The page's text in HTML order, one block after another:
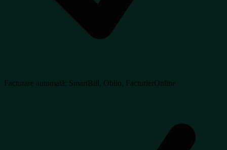
Facturare automată: SmartBill, Oblio, FacturierOnline